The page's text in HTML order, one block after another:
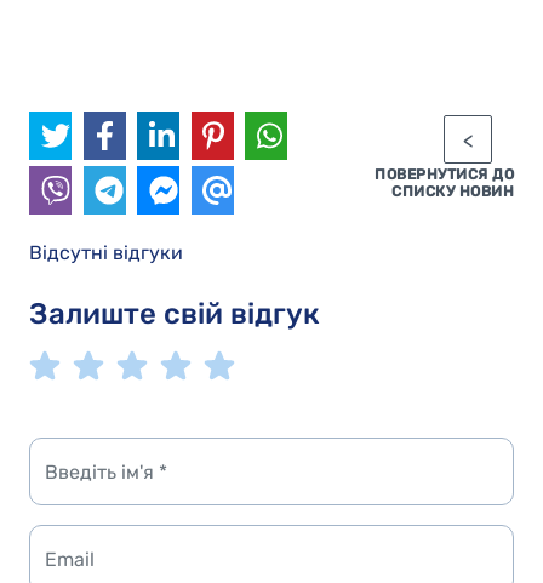
ПОВЕРНУТИСЯ ДО
СПИСКУ НОВИН
Відсутні відгуки
Залиште свій відгук